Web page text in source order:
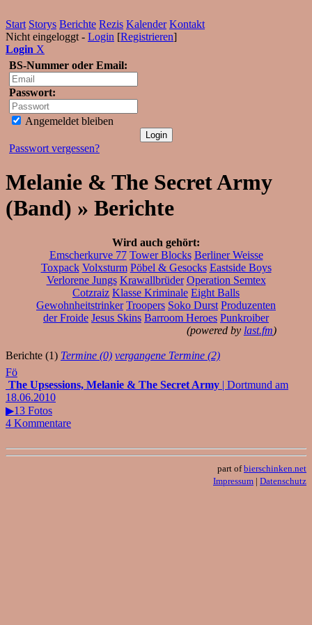
Start Storys Berichte Rezis Kalender Kontakt
Nicht eingeloggt - Login [Registrieren]
Login X
BS-Nummer oder Email:
Passwort:
Angemeldet bleiben
Passwort vergessen?
Melanie & The Secret Army
(Band) » Berichte
Wird auch gehört:
Emscherkurve 77 Tower Blocks Berliner Weisse
Toxpack Volxsturm Pöbel & Gesocks Eastside Boys
Verlorene Jungs Krawallbrüder Operation Semtex
Cotzraiz Klasse Kriminale Eight Balls
Gewohnheitstrinker Troopers Soko Durst Produzenten
der Froide Jesus Skins Barroom Heroes Punkroiber
(powered by last.fm)
Berichte (1) Termine (0) vergangene Termine (2)
Fö
The Upsessions, Melanie & The Secret Army | Dortmund am
18.06.2010
▶13 Fotos
4 Kommentare
part ofbierschinken.net
Impressum | Datenschutz